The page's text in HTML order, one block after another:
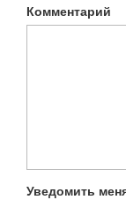
Комментарий
Уведомить